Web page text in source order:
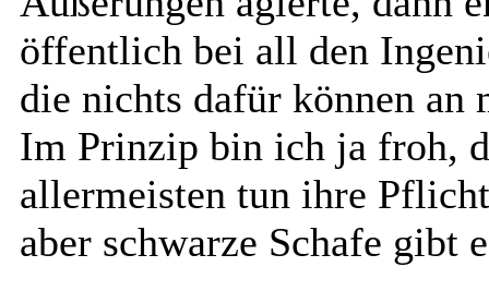
öffentlich bei all den
die nichts dafür können an
Im Prinzip bin ich ja froh,
allermeisten tun ihre
aber schwarze Schafe gibt